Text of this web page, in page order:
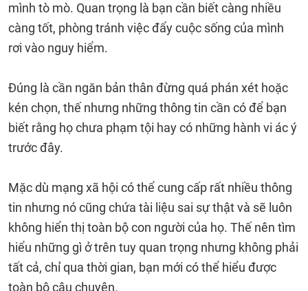
mình tò mò. Quan trọng là bạn cần biết càng nhiều
càng tốt, phòng tránh việc đẩy cuộc sống của mình
rơi vào nguy hiểm.
Đúng là cần ngăn bản thân đừng quá phán xét hoặc
kén chọn, thế nhưng những thông tin cần có để bạn
biết rằng họ chưa phạm tội hay có những hành vi ác ý
trước đây.
Mặc dù mạng xã hội có thể cung cấp rất nhiều thông
tin nhưng nó cũng chứa tài liệu sai sự thật và sẽ luôn
không hiển thị toàn bộ con người của họ. Thế nên tìm
hiểu những gì ở trên tuy quan trọng nhưng không phải
tất cả, chỉ qua thời gian, bạn mới có thể hiểu được
toàn bộ câu chuyện.